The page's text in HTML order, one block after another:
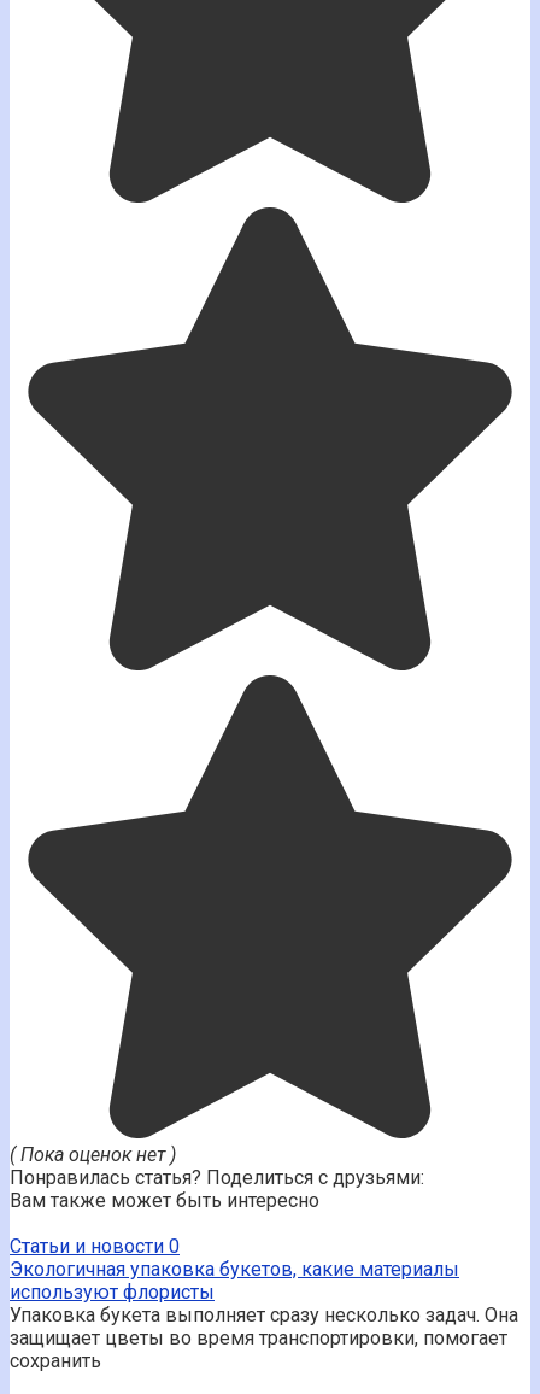
( Пока оценок нет )
Понравилась статья? Поделиться с друзьями:
Вам также может быть интересно
Статьи и новости 0
Экологичная упаковка букетов, какие материалы
используют флористы
Упаковка букета выполняет сразу несколько задач. Она
защищает цветы во время транспортировки, помогает
сохранить